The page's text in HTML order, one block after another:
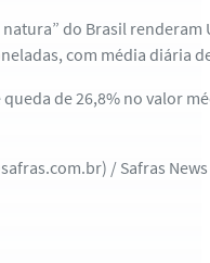
do Brasil
com média diária
queda de 26,8% no valor
/ Safras News